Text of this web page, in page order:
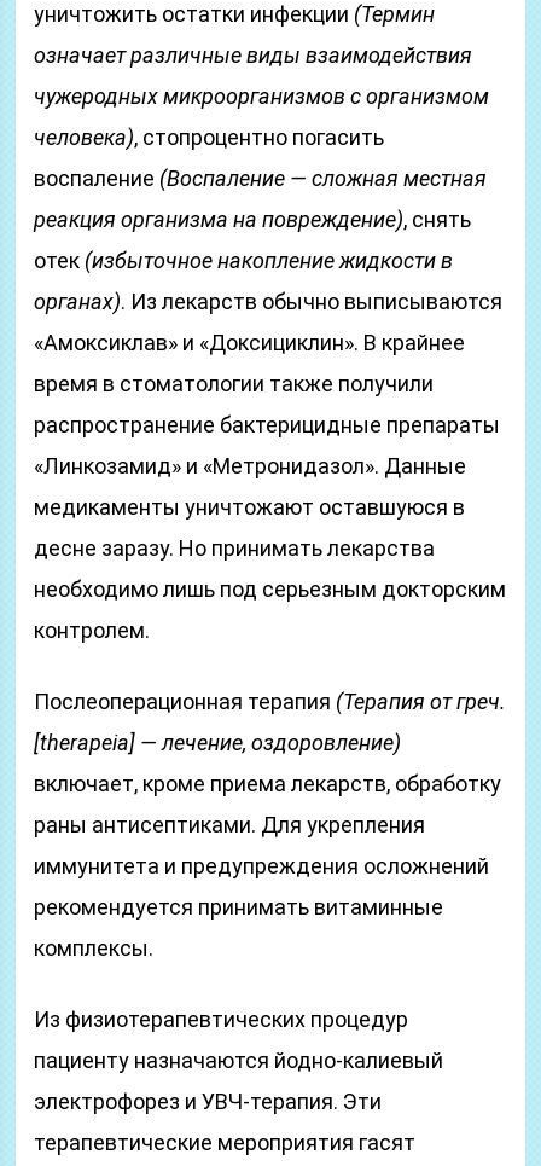
уничтожить остатки инфекции (Термин
означает различные виды взаимодействия
чужеродных микроорганизмов с организмом
человека), стопроцентно погасить
воспаление (Воспаление — сложная местная
реакция организма на повреждение), снять
отек (избыточное накопление жидкости в
органах). Из лекарств обычно выписываются
«Амоксиклав» и «Доксициклин». В крайнее
время в стоматологии также получили
распространение бактерицидные препараты
«Линкозамид» и «Метронидазол». Данные
медикаменты уничтожают оставшуюся в
десне заразу. Но принимать лекарства
необходимо лишь под серьезным докторским
контролем.
Послеоперационная терапия (Терапия от греч.
[therapeia] — лечение, оздоровление)
включает, кроме приема лекарств, обработку
раны антисептиками. Для укрепления
иммунитета и предупреждения осложнений
рекомендуется принимать витаминные
комплексы.
Из физиотерапевтических процедур
пациенту назначаются йодно-калиевый
электрофорез и УВЧ-терапия. Эти
терапевтические мероприятия гасят